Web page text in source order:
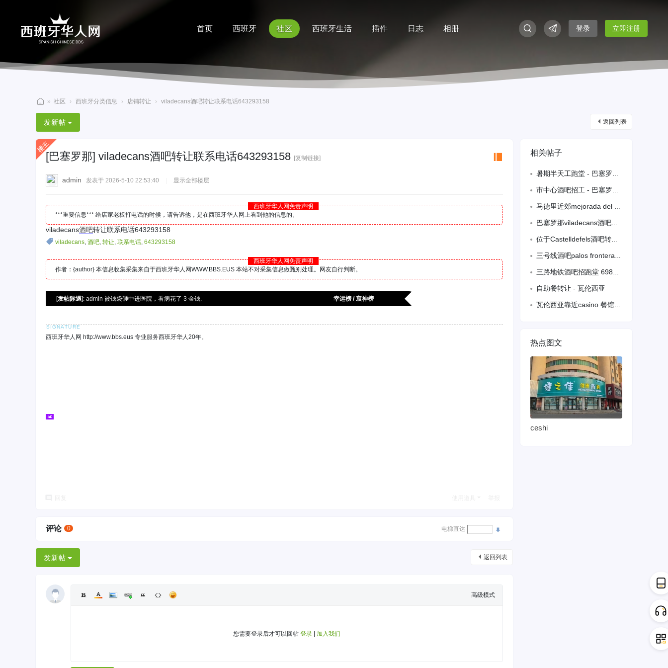
首页 西班牙 社区 西班牙生活 插件 日志 相册 登录 立即注册
西
班
牙
华
» 社区 › 西班牙分类信息 › 店铺转让 › viladecans酒吧转让联系电话643293158
返回列表
发新帖
[巴塞罗那] viladecans酒吧转让联系电话643293158 [复制链接]
admin 发表于 2026-5-10 22:53:40 显示全部楼层
西班牙华人网免责声明
***重要信息*** 给店家老板打电话的时候，请告诉他，是在西班牙华人网上看到他的信息的。
viladecans酒吧转让联系电话643293158
viladecans, 酒吧, 转让, 联系电话, 643293158
西班牙华人网免责声明
作者：{author} 本信息收集采集来自于西班牙华人网WWW.BBS.EUS 本站不对采集信息做甄别处理。网友自行判断。
[发帖际遇]: admin 被钱袋砸中进医院，看病花了 3 金钱. 幸运榜 / 衰神榜
西班牙华人网 http://www.bbs.eus 专业服务西班牙华人20年。
评论 0 电梯直达
返回列表
发新帖
高级模式
您需要登录后才可以回帖 登录 加入我们
相关帖子
暑期半天工跑堂 - 巴塞罗那 hospitalet 658622268
市中心酒吧招工 - 巴塞罗那 672073381
马德里近郊mejorada del campo 小酒吧三万转让，房租九百五，老虎机完全可以支付，烟机很好有两百来块，营业额三四百，四五百，外面有十几张桌子，有兴
巴塞罗那viladecans酒吧带餐需年轻跑堂 会语言 有经验 备居留 包
位于Castelldefels酒吧转让 有烟筒可以做餐 位于公园中心 ter
三号线酒吧palos frontera招跑堂会语言
三路地铁酒吧招跑堂 698686989 会语言
自助餐转让 - 瓦伦西亚
瓦伦西亚靠近casino 餐馆转让
热点图文
ceshi